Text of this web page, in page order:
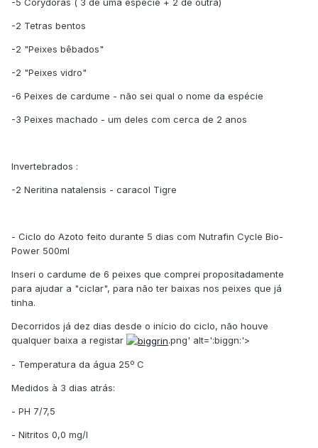
-2 Tetras bentos
-2 "Peixes bêbados"
-2 "Peixes vidro"
-6 Peixes de cardume - não sei qual o nome da espécie
-3 Peixes machado - um deles com cerca de 2 anos
Invertebrados :
-2 Neritina natalensis - caracol Tigre
- Ciclo do Azoto feito durante 5 dias com Nutrafin Cycle Bio-
Power 500ml
Inseri o cardume de 6 peixes que comprei propositadamente
para ajudar a "ciclar", para não ter baixas nos peixes que já
tinha.
Decorridos já dez dias desde o início do ciclo, não houve
qualquer baixa a registar
.png' alt=':biggn:'>
- Temperatura da água 25º C
Medidos à 3 dias atrás:
- PH 7/7,5
- Nitritos 0,0 mg/l